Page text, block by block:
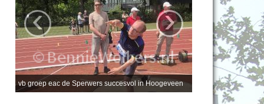
vb groep eac de Sperwers succesvol in Hoogeveen
‹ ›